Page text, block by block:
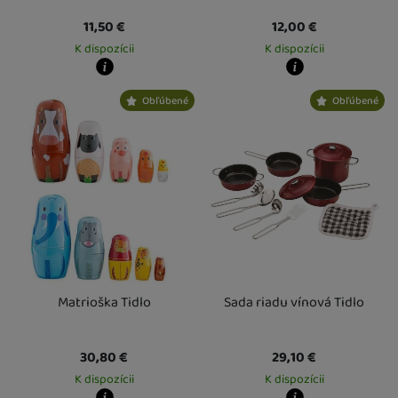
11,50€
K dispozícii
Kdy zboží dostanete?
Osobný odber vo výdajnom mieste
U Vás doma
12,00€
K dispozícii
Kdy zboží dostanete?
Osobný odber vo výdajnom mieste
Obľúbené
Matrioška Tidlo
30,80€
K dispozícii
Obľúbené
Sada riadu vínová Tidlo
29,10€
K dispozícii